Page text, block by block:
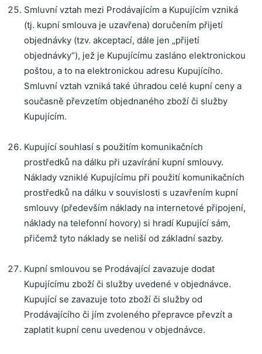
Smluvní vztah mezi Prodávajícím a Kupujícím vzniká
(tj. kupní smlouva je uzavřena) doručením přijetí
objednávky (tzv. akceptací, dále jen „přijetí
objednávky“), jež je Kupujícímu zasláno elektronickou
poštou, a to na elektronickou adresu Kupujícího.
Smluvní vztah vzniká také úhradou celé kupní ceny a
současně převzetím objednaného zboží či služby
Kupujícím.
Kupující souhlasí s použitím komunikačních
prostředků na dálku při uzavírání kupní smlouvy.
Náklady vzniklé Kupujícímu při použití komunikačních
prostředků na dálku v souvislosti s uzavřením kupní
smlouvy (především náklady na internetové připojení,
náklady na telefonní hovory) si hradí Kupující sám,
přičemž tyto náklady se neliší od základní sazby.
Kupní smlouvou se Prodávající zavazuje dodat
Kupujícímu zboží či služby uvedené v objednávce.
Kupující se zavazuje toto zboží či služby od
Prodávajícího či jím zvoleného přepravce převzít a
zaplatit kupní cenu uvedenou v objednávce.